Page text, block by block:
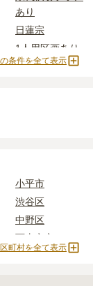
費用。僧侶に渡
るケースがあり
変わるため、見
の詳しい料金案
ことも多いた
くか、資料請求
あり
日蓮宗
1人用区画あり
条件を全て表示
小平市
渋谷区
中野区
西東京市
町村を全て表示